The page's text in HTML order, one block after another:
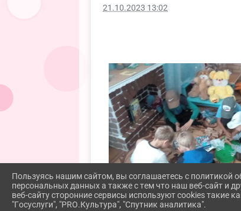
21.10.2023 13:02
Пользуясь нашим сайтом, вы соглашаетесь с политикой
персональных данных а также с тем что наш веб-сайт и
веб-сайту сторонние сервисы используют cookies такие
"Госуслуги", "PRO.Культура", "Спутник аналитика".